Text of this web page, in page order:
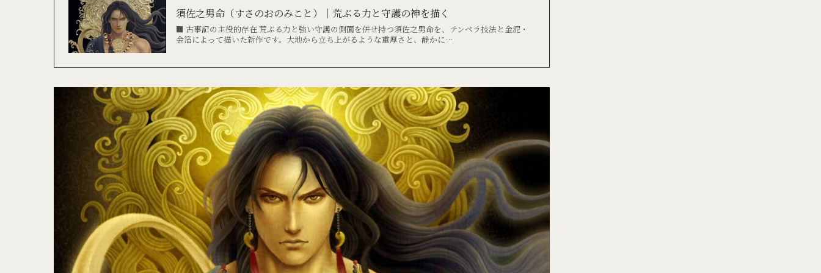
須佐之男命（すさのおのみこと）｜荒ぶる力と守護の神を描く
■ 古事記の主役的存在 荒ぶる力と強い守護の側面を併せ持つ須佐之男命を、テンペラ技法と金泥・
金箔によって描いた新作です。大地から立ち上がるような重厚さと、静かに…